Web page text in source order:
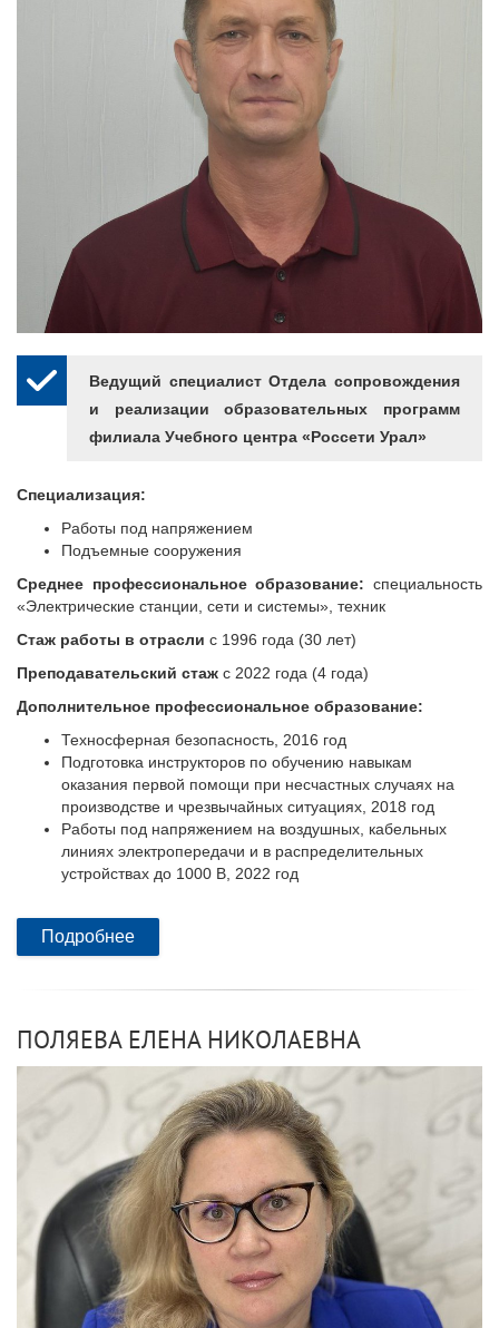
Ведущий специалист Отдела сопровождения
и реализации образовательных программ
филиала Учебного центра «Россети Урал»
Специализация:
Работы под напряжением
Подъемные сооружения
Среднее профессиональное образование: специальность
«Электрические станции, сети и системы», техник
Стаж работы в отрасли с 1996 года (30 лет)
Преподавательский стаж с 2022 года (4 года)
Дополнительное профессиональное образование:
Техносферная безопасность, 2016 год
Подготовка инструкторов по обучению навыкам
оказания первой помощи при несчастных случаях на
производстве и чрезвычайных ситуациях, 2018 год
Работы под напряжением на воздушных, кабельных
линиях электропередачи и в распределительных
устройствах до 1000 В, 2022 год
Подробнее
ПОЛЯЕВА ЕЛЕНА НИКОЛАЕВНА